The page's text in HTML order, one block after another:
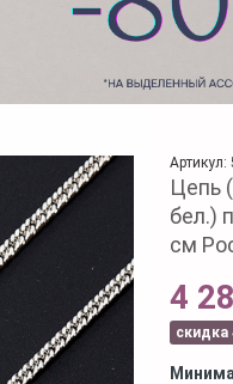
Артикул:
Цепь
бел.)
см
4
скидка